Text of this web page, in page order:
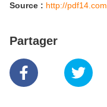
Source : http://pdf14.com
Partager